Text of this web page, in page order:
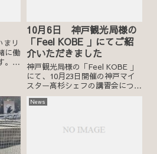
まリ
に働
。出
ン
10月6日 神戸観光局様の
「Feel KOBE 」にてご紹
介いただきました
神戸観光局様の「Feel KOBE 」
にて、10月23日開催の神戸マイ
スター髙杉シェフの講習会につい
て、ご紹介いただきました。 →
髙杉良和シェフによるトークショ
News